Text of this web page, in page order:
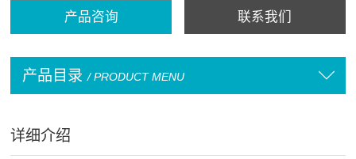
产品咨询 联系我们
产品目录 / PRODUCT MENU
详细介绍